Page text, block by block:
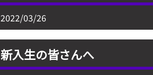
2022/03/26
新入生の皆さんへ